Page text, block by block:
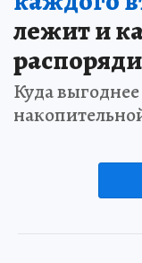
лежит и
Куда